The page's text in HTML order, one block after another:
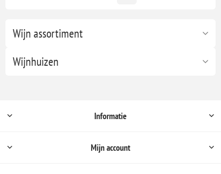
Wijn assortiment
Wijnhuizen
Informatie
Mijn account